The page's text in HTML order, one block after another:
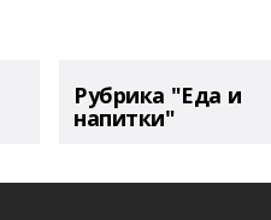
Рубрика "Еда и
напитки"